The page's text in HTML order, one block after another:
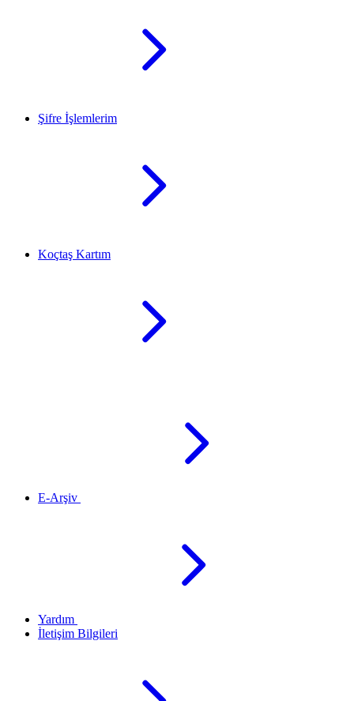
Şifre İşlemlerim
Koçtaş Kartım
E-Arşiv
Yardım
İletişim Bilgileri